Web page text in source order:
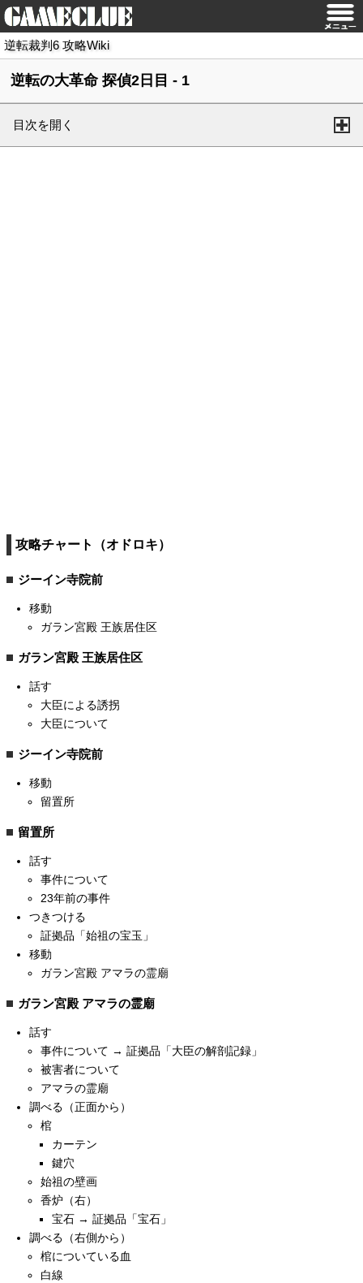
逆転裁判6 攻略Wiki
逆転の大革命 探偵2日目 - 1
目次を開く
攻略チャート（オドロキ）
ジーイン寺院前
移動
ガラン宮殿 王族居住区
ガラン宮殿 王族居住区
話す
大臣による誘拐
大臣について
ジーイン寺院前
移動
留置所
留置所
話す
事件について
23年前の事件
つきつける
証拠品「始祖の宝玉」
移動
ガラン宮殿 アマラの霊廟
ガラン宮殿 アマラの霊廟
話す
事件について → 証拠品「大臣の解剖記録」
被害者について
アマラの霊廟
調べる（正面から）
棺
カーテン
鍵穴
始祖の壁画
香炉（右）
宝石 → 証拠品「宝石」
調べる（右側から）
棺についている血
白線